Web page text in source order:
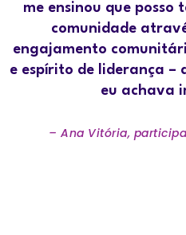
me ensinou que
comunidade
engajamento
e espírito de liderança –
eu achava
–Ana Vitória,